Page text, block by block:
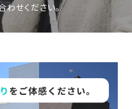
わせください。